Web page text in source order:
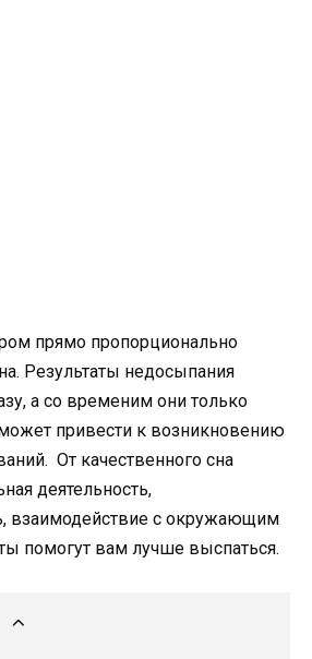
прямо пропорционально
Результаты недосыпания
а со временим они только
привести к возникновению
От качественного сна
деятельность,
взаимодействие с окружающим
помогут вам лучше выспаться.